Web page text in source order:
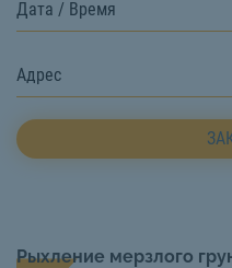
Рыхление мерзлого